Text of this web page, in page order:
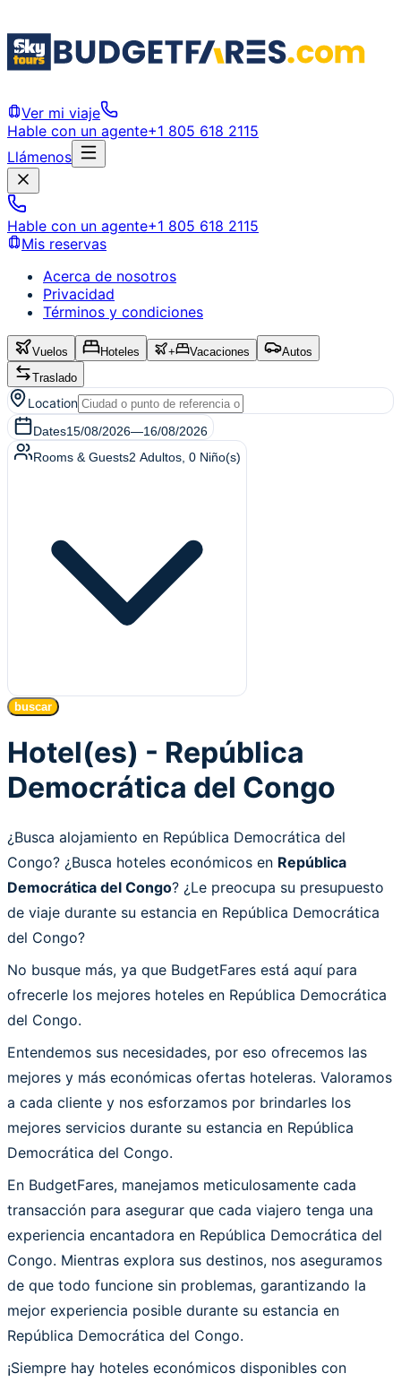
Ver mi viaje
Hable con un agente+1 805 618 2115
Llámenos
Hable con un agente+1 805 618 2115
Mis reservas
Acerca de nosotros
Privacidad
Términos y condiciones
Vuelos Hoteles + Vacaciones
Autos
Traslado
Location
Dates15/08/2026—16/08/2026
Rooms & Guests2 Adultos 0 Niño(s)
buscar
Hotel(es) - República
Democrática del Congo
¿Busca alojamiento en República Democrática del
Congo? ¿Busca hoteles económicos en República
Democrática del Congo? ¿Le preocupa su presupuesto
de viaje durante su estancia en República Democrática
del Congo?
No busque más, ya que BudgetFares está aquí para
ofrecerle los mejores hoteles en República Democrática
del Congo.
Entendemos sus necesidades, por eso ofrecemos las
mejores y más económicas ofertas hoteleras. Valoramos
a cada cliente y nos esforzamos por brindarles los
mejores servicios durante su estancia en República
Democrática del Congo.
En BudgetFares, manejamos meticulosamente cada
transacción para asegurar que cada viajero tenga una
experiencia encantadora en República Democrática del
Congo. Mientras explora sus destinos, nos aseguramos
de que todo funcione sin problemas, garantizando la
mejor experiencia posible durante su estancia en
República Democrática del Congo.
¡Siempre hay hoteles económicos disponibles con